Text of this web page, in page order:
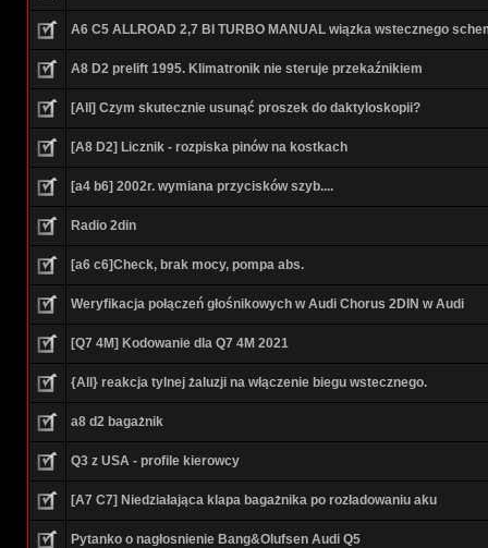
A6 C5 ALLROAD 2,7 BI TURBO MANUAL wiązka wstecznego
A8 D2 prelift 1995. Klimatronik nie steruje przekaźnikiem
[All] Czym skutecznie usunąć proszek do daktyloskopii?
[A8 D2] Licznik - rozpiska pinów na kostkach
[a4 b6] 2002r. wymiana przycisków szyb....
Radio 2din
[a6 c6]Check, brak mocy, pompa abs.
Weryfikacja połączeń głośnikowych w Audi Chorus 2DIN w Audi
[Q7 4M] Kodowanie dla Q7 4M 2021
{All} reakcja tylnej żaluzji na włączenie biegu wstecznego.
a8 d2 bagażnik
Q3 z USA - profile kierowcy
[A7 C7] Niedziałająca klapa bagażnika po rozładowaniu aku
Pytanko o nagłosnienie Bang&Olufsen Audi Q5